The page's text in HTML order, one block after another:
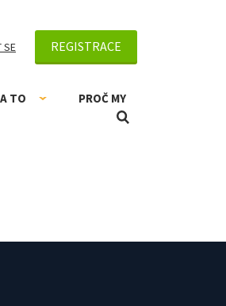
SE REGISTRACE
TO PROČ MY